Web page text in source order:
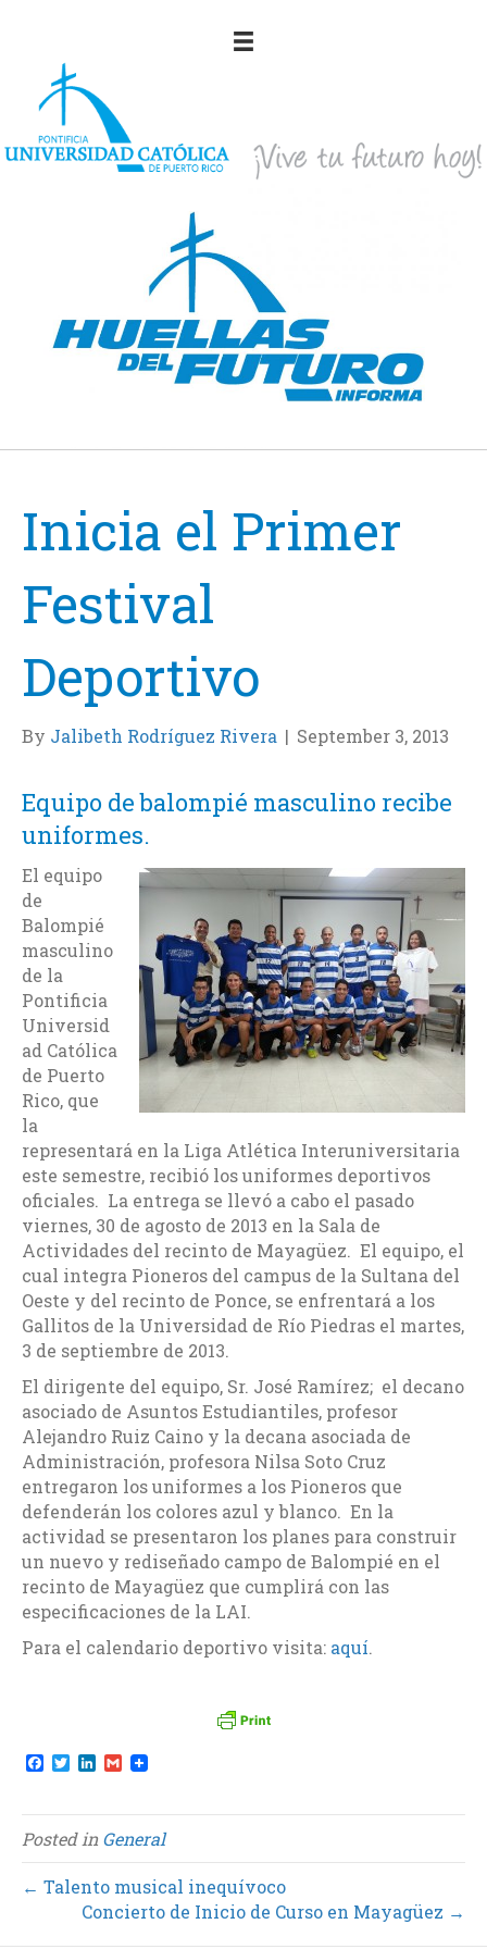
Inicia el Primer
Festival
Deportivo
By Jalibeth Rodríguez Rivera | September 3, 2013
Equipo de balompié masculino recibe
uniformes.
El equipo
de
Balompié
masculino
de la
Pontificia
Universid
ad Católica
de Puerto
Rico, que
la
representará en la Liga Atlética Interuniversitaria
este semestre, recibió los uniformes deportivos
oficiales. La entrega se llevó a cabo el pasado
viernes, 30 de agosto de 2013 en la Sala de
Actividades del recinto de Mayagüez. El equipo, el
cual integra Pioneros del campus de la Sultana del
Oeste y del recinto de Ponce, se enfrentará a los
Gallitos de la Universidad de Río Piedras el martes,
3 de septiembre de 2013.
El dirigente del equipo, Sr. José Ramírez; el decano
asociado de Asuntos Estudiantiles, profesor
Alejandro Ruiz Caino y la decana asociada de
Administración, profesora Nilsa Soto Cruz
entregaron los uniformes a los Pioneros que
defenderán los colores azul y blanco. En la
actividad se presentaron los planes para construir
un nuevo y rediseñado campo de Balompié en el
recinto de Mayagüez que cumplirá con las
especificaciones de la LAI.
Para el calendario deportivo visita: aquí.
F
e
b
o
o
k
T
t
t
e
r
L
k
e
d
I
n
G
i
l
Posted inGeneral
← Talento musical inequívoco
Concierto de Inicio de Curso en Mayagüez →